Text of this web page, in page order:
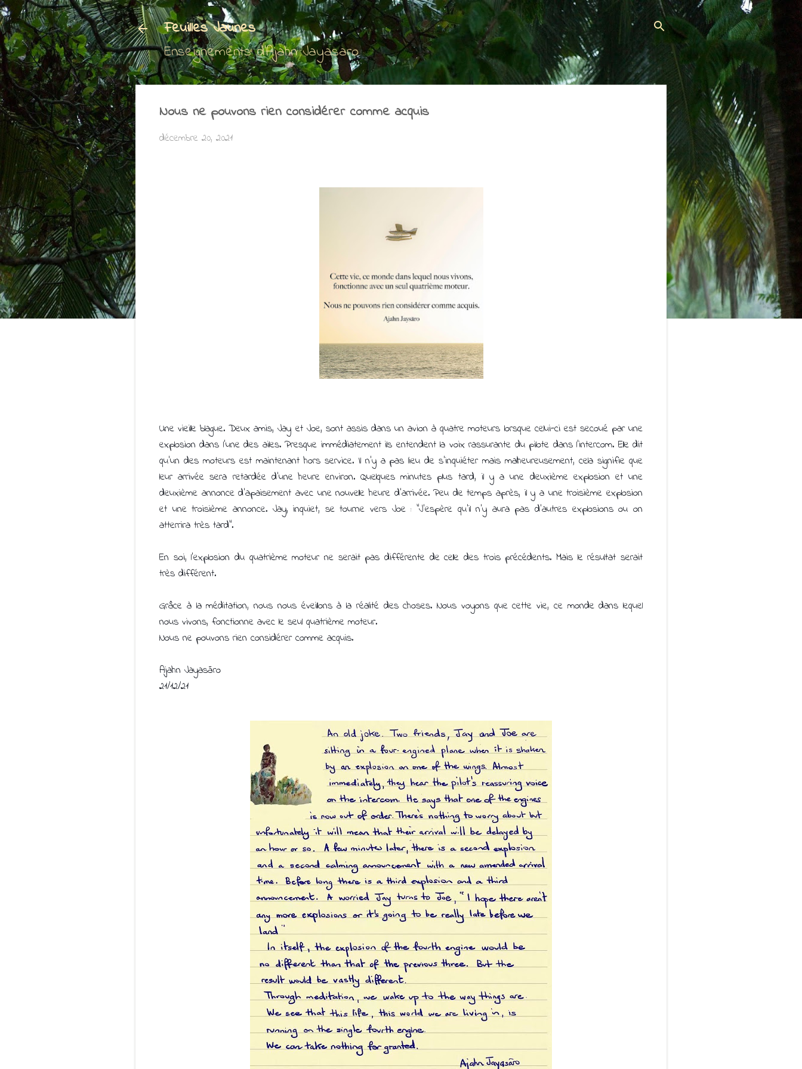
Accéder au contenu principal
Feuilles Jaunes
Enseignements d'Ajahn Jayasaro
Nous ne pouvons rien considérer comme acquis
décembre 20, 2021
Une vieille blague. Deux amis, Jay et Joe, sont assis dans un avion à quatre moteurs lorsque celui-ci est secoué par une
explosion dans l'une des ailes. Presque immédiatement ils entendent la voix rassurante du pilote dans l'intercom. Elle dit
qu'un des moteurs est maintenant hors service. Il n'y a pas lieu de s'inquiéter mais malheureusement, cela signifie que
leur arrivée sera retardée d'une heure environ. Quelques minutes plus tard, il y a une deuxième explosion et une
deuxième annonce d'apaisement avec une nouvelle heure d'arrivée. Peu de temps après, il y a une troisième explosion
et une troisième annonce. Jay, inquiet, se tourne vers Joe : "J'espère qu'il n'y aura pas d'autres explosions ou on
atterrira très tard".
En soi, l'explosion du quatrième moteur ne serait pas différente de celle des trois précédents. Mais le résultat serait
très différent.
Grâce à la méditation, nous nous éveillons à la réalité des choses. Nous voyons que cette vie, ce monde dans lequel
nous vivons, fonctionne avec le seul quatrième moteur.
Nous ne pouvons rien considérer comme acquis.
Ajahn Jayasāro
21/12/21